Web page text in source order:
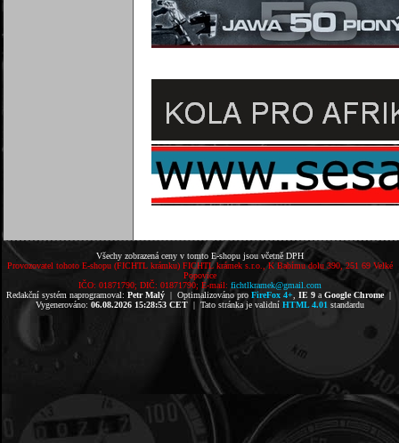
Všechy zobrazená ceny v tomto E-shopu jsou včetně DPH
Provozovatel tohoto E-shopu (FICHTL krámku) FICHTL krámek s.r.o., K Babímu dolu 390, 251 69 Velké
Popovice
IČO: 01871790; DIČ: 01871790; E-mail: fichtlkramek@gmail.com
Redakční systém naprogramoval: Petr Malý| Optimalizováno pro FireFox 4+, IE 9a Google Chrome|
Vygenerováno: 06.08.2026 15:28:53 CET| Tato stránka je validní HTML 4.01 standardu